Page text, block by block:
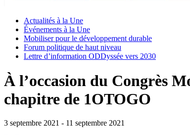
Actualités à la Une
Événements à la Une
Mobiliser pour le développement durable
Forum politique de haut niveau
Lettre d’information ODDyssée vers 2030
À l’occasion du Congrès
chapitre de 1OTOGO
3 septembre 2021 - 11 septembre 2021